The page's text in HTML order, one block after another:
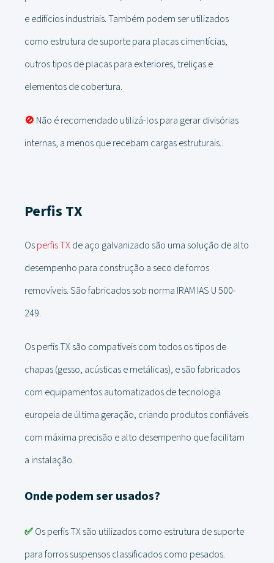
e edifícios industriais. Também podem ser utilizados
como estrutura de suporte para placas cimentícias,
outros tipos de placas para exteriores, treliças e
elementos de cobertura.
🚫 Não é recomendado utilizá-los para gerar divisórias
internas, a menos que recebam cargas estruturais..
Perfis TX
Osperfis TXde aço galvanizado são uma solução de alto
desempenho para construção a seco de forros
removíveis. São fabricados sob norma IRAM IAS U 500-
249.
Os perfis TX são compatíveis com todos os tipos de
chapas (gesso, acústicas e metálicas), e são fabricados
com equipamentos automatizados de tecnologia
europeia de última geração, criando produtos confiáveis
​​com máxima precisão e alto desempenho que facilitam
a instalação.
Onde podem ser usados?
✅Os perfis TX são utilizados como estrutura de suporte
para forros suspensos classificados como pesados.